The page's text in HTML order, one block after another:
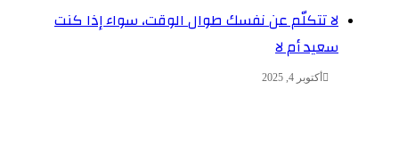
لا تتكلّم عن نفسك طوال الوقت، سواء إذا كنت
سعيد أم لا
أكتوبر 4, 2025